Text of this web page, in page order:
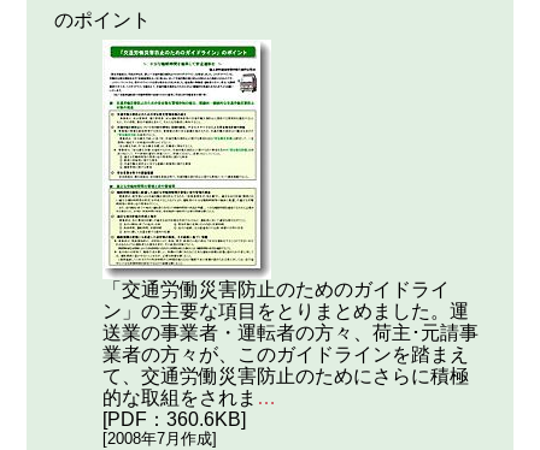
のポイント
「交通労働災害防止のためのガイドライ
ン」の主要な項目をとりまとめました。運
送業の事業者・運転者の方々、荷主･元請事
業者の方々が、このガイドラインを踏まえ
て、交通労働災害防止のためにさらに積極
的な取組をされま …
[PDF：360.6KB]
[2008年7月作成]